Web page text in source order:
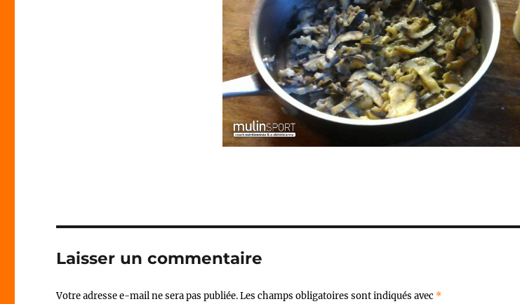
Laisser un commentaire
Votre adresse e-mail ne sera pas publiée.Les champs obligatoires sont indiqués avec *